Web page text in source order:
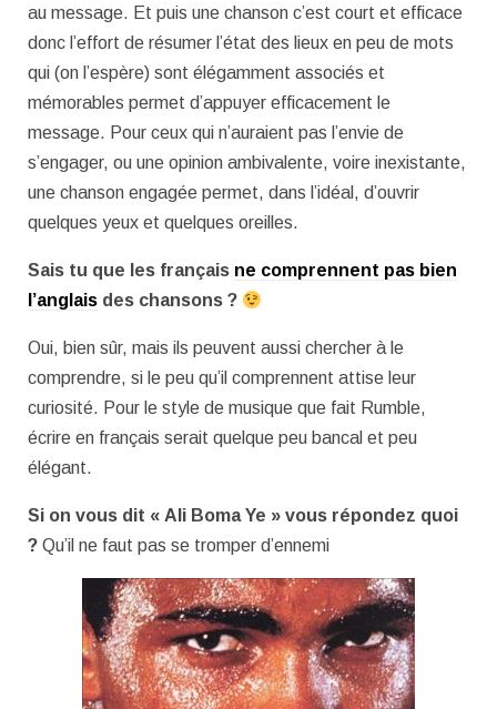
au message. Et puis une chanson c’est court et efficace
donc l’effort de résumer l’état des lieux en peu de mots
qui (on l’espère) sont élégamment associés et
mémorables permet d’appuyer efficacement le
message. Pour ceux qui n’auraient pas l’envie de
s’engager, ou une opinion ambivalente, voire inexistante,
une chanson engagée permet, dans l’idéal, d’ouvrir
quelques yeux et quelques oreilles.
Sais tu que les français ne comprennent pas bien
l’anglais des chansons ?
Oui, bien sûr, mais ils peuvent aussi chercher à le
comprendre, si le peu qu’il comprennent attise leur
curiosité. Pour le style de musique que fait Rumble,
écrire en français serait quelque peu bancal et peu
élégant.
Si on vous dit « Ali Boma Ye » vous répondez quoi
? Qu’il ne faut pas se tromper d’ennemi